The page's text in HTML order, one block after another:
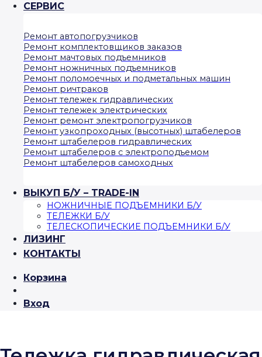
СЕРВИС
Ремонт автопогрузчиков
Ремонт комплектовщиков заказов
Ремонт мачтовых подъемников
Ремонт ножничных подъемников
Ремонт поломоечных и подметальных машин
Ремонт ричтраков
Ремонт тележек гидравлических
Ремонт тележек электрических
Ремонт ремонт электропогрузчиков
Ремонт узкопроходных (высотных) штабелеров
Ремонт штабелеров гидравлических
Ремонт штабелеров с электроподъемом
Ремонт штабелеров самоходных
ВЫКУП Б/У – TRADE-IN
НОЖНИЧНЫЕ ПОДЪЕМНИКИ Б/У
ТЕЛЕЖКИ Б/У
ТЕЛЕСКОПИЧЕСКИЕ ПОДЪЕМНИКИ Б/У
ЛИЗИНГ
КОНТАКТЫ
Корзина
Вход